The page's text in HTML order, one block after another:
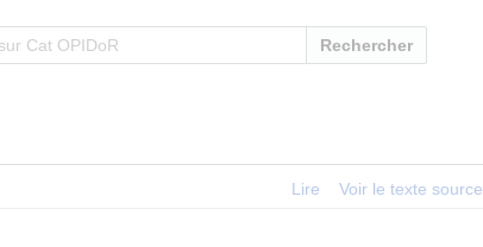
Rechercher
Lire Voir le texte source